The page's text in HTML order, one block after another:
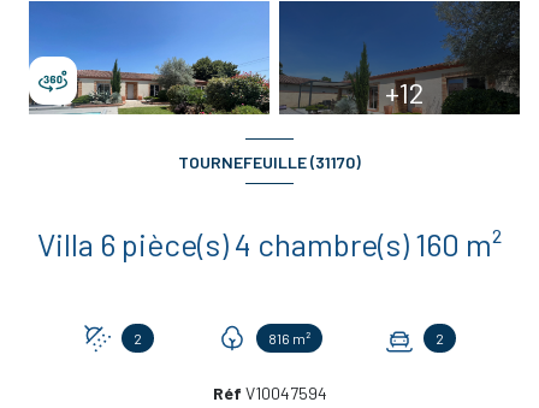
+12
TOURNEFEUILLE (31170)
Villa 6 pièce(s) 4 chambre(s) 160 m²
2 816 m² 2
Réf V10047594